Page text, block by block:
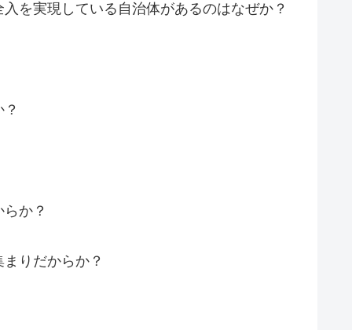
を実現している自治体があるのはなぜか？
か？
りだからか？